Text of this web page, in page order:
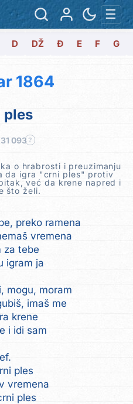
☰
D DŽ Đ E F G
1864
ples
31 093 ?
o hrabrosti i preuzimanju
da igra "crni ples" protiv
već da krene napred i
što želi.
preko ramena
vremena
za tebe
igram ja
mogu, moram
imaš me
krene
i idi sam
ples
vremena
ples